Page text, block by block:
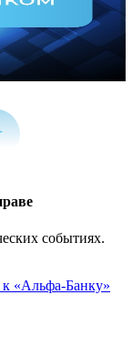
событиях.
к «Альфа-Банку»